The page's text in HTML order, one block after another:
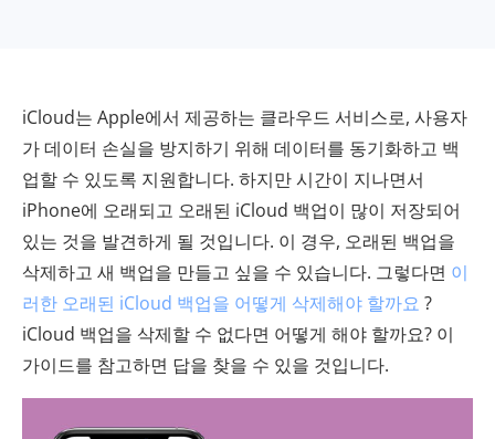
iCloud는 Apple에서 제공하는 클라우드 서비스로, 사용자
가 데이터 손실을 방지하기 위해 데이터를 동기화하고 백
업할 수 있도록 지원합니다. 하지만 시간이 지나면서
iPhone에 오래되고 오래된 iCloud 백업이 많이 저장되어
있는 것을 발견하게 될 것입니다. 이 경우, 오래된 백업을
삭제하고 새 백업을 만들고 싶을 수 있습니다. 그렇다면 이
러한 오래된 iCloud 백업을 어떻게 삭제해야 할까요 ?
iCloud 백업을 삭제할 수 없다면 어떻게 해야 할까요? 이
가이드를 참고하면 답을 찾을 수 있을 것입니다.